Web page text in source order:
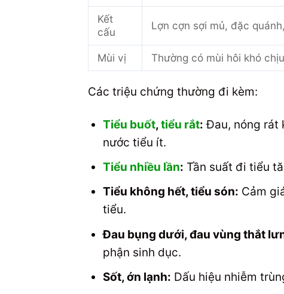
Kết
cấu
Lợn cợn sợi mủ, đặc
Mùi vị Thường có mùi hôi khó
Các triệu chứng thường đi kèm:
Tiểu buốt,tiểu rắt: Đau, nóng rát
nước tiểu ít.
Tiểu nhiều lần: Tần suất đi tiểu
Tiểu không hết, tiểu són: Cảm
tiểu.
Đau bụng dưới, đau vùng thắt
phận sinh dục.
Sốt, ớn lạnh: Dấu hiệu nhiễm